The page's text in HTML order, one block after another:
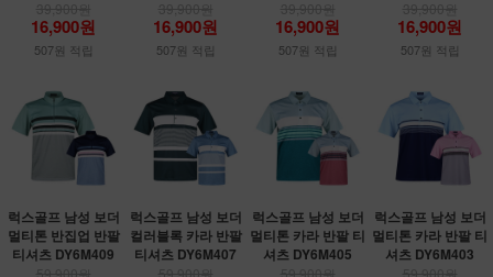
16,900원
507원 적립
16,900원
507원 적립
16,900원
507원 적립
16,900원
507원 적립
럭스골프 남성 보더
멀티톤 반집업 반팔
티셔츠 DY6M409
럭스골프 남성 보더
컬러블록 카라 반팔
티셔츠 DY6M407
럭스골프 남성 보더
멀티톤 카라 반팔 티
셔츠 DY6M405
럭스골프 남성 보더
멀티톤 카라 반팔 티
셔츠 DY6M403